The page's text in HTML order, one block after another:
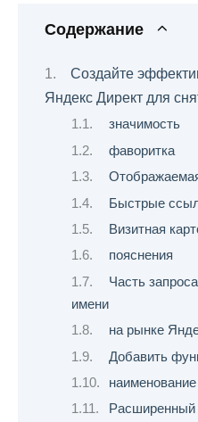
Содержание
Создайте
Яндекс Директ для
значимость
фаворитка
Быстрые
Визитная
пояснения
Часть
имени
на рынке
Добавить
Расширенный